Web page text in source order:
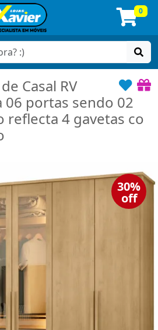
0
Casal RV
06 portas sendo 02
reflecta 4 gavetas co
30%
off